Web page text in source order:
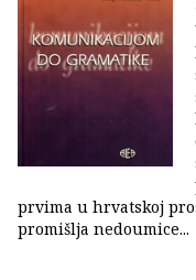
prvima u hrvatskoj
promišlja nedoumice...